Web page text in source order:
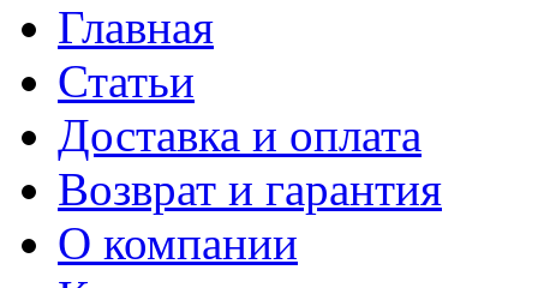
Главная
Статьи
Доставка и оплата
Возврат и гарантия
О компании